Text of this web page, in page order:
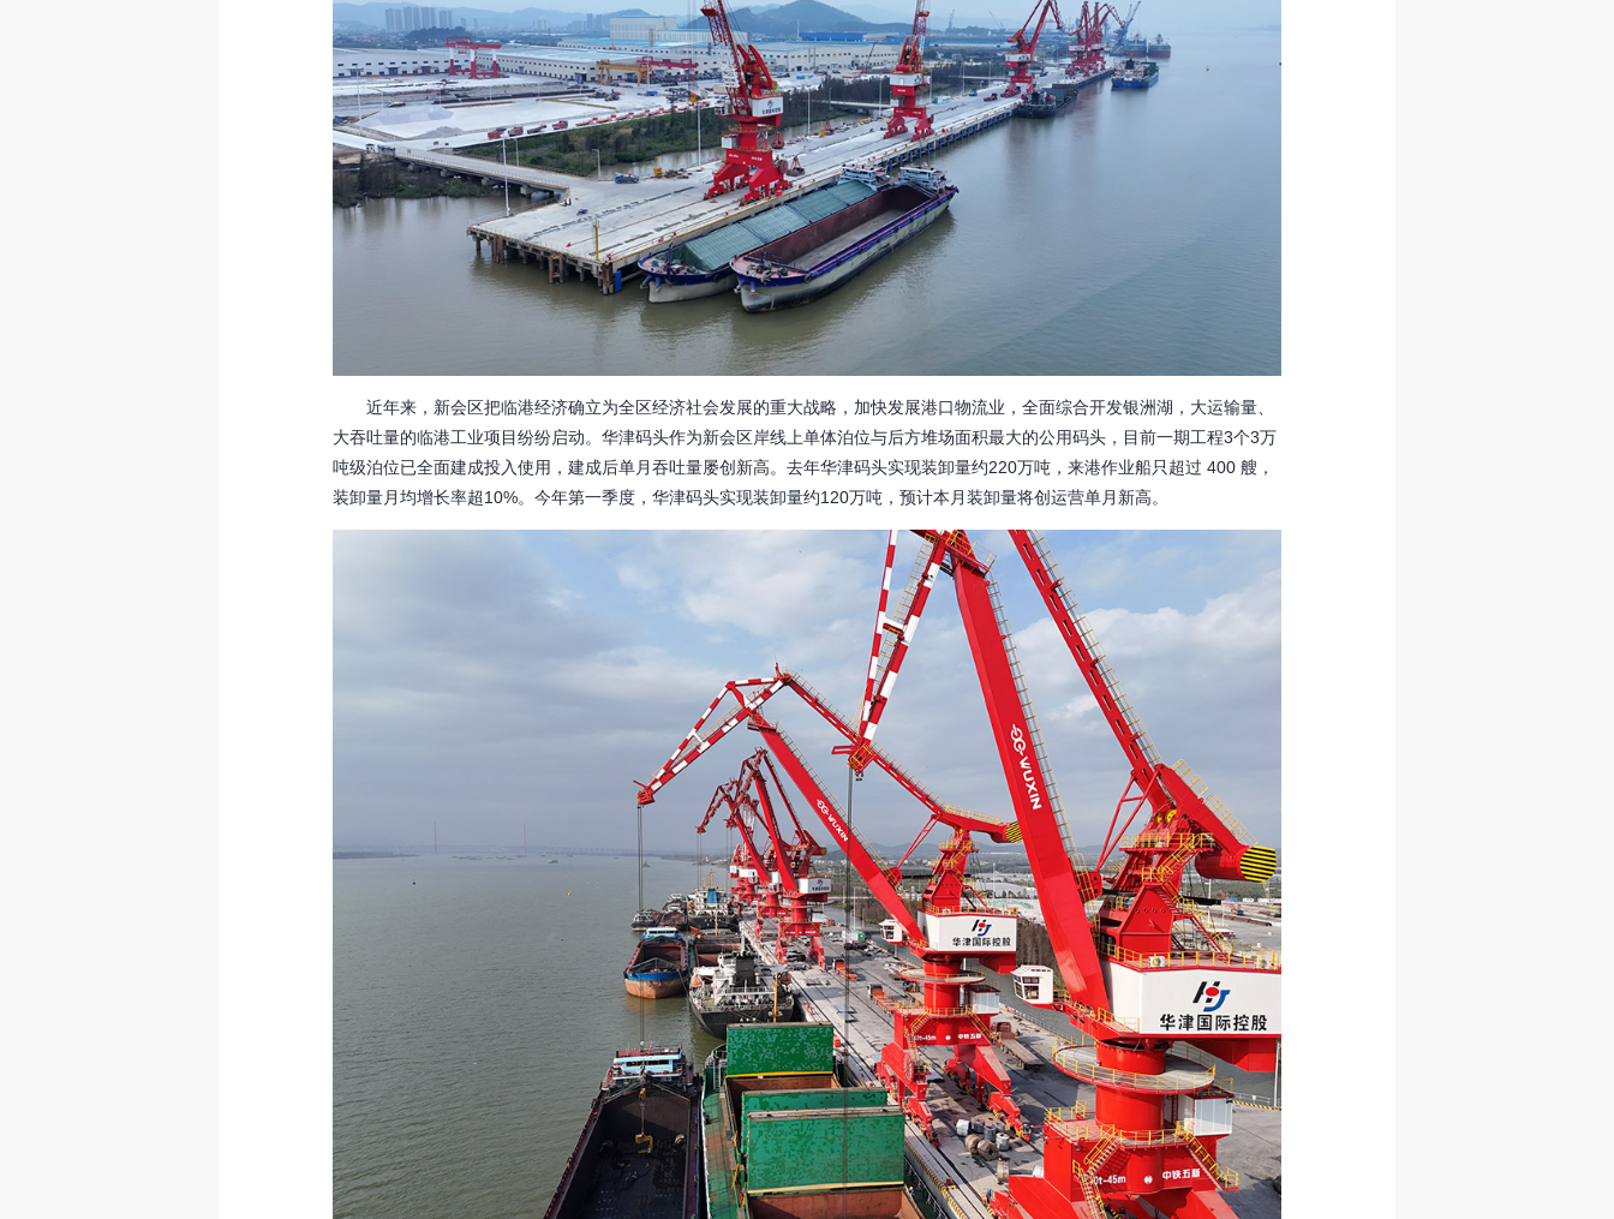
近年来，新会区把临港经济确立为全区经济社会发展的重大战略，加快发展港口物流业，全面综合开发银洲湖，大运输量、
大吞吐量的临港工业项目纷纷启动。华津码头作为新会区岸线上单体泊位与后方堆场面积最大的公用码头，目前一期工程3个3万
吨级泊位已全面建成投入使用，建成后单月吞吐量屡创新高。去年华津码头实现装卸量约220万吨，来港作业船只超过 400 艘，
装卸量月均增长率超10%。今年第一季度，华津码头实现装卸量约120万吨，预计本月装卸量将创运营单月新高。